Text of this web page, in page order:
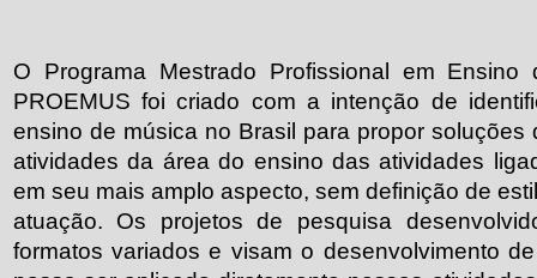
O Programa Mestrado Profissional em
PROEMUS foi criado com a intenção de
ensino de música no Brasil para propor soluções
atividades da área do ensino das atividades
em seu mais amplo aspecto, sem definição de
atuação. Os projetos de pesquisa
formatos variados e visam o desenvolvimento